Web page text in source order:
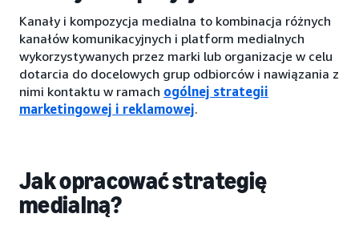
Kanały i kompozycja medialna to kombinacja różnych
kanałów komunikacyjnych i platform medialnych
wykorzystywanych przez marki lub organizacje w celu
dotarcia do docelowych grup odbiorców i nawiązania z
nimi kontaktu w ramach ogólnej strategii
marketingowej i reklamowej.
Jak opracować strategię
medialną?